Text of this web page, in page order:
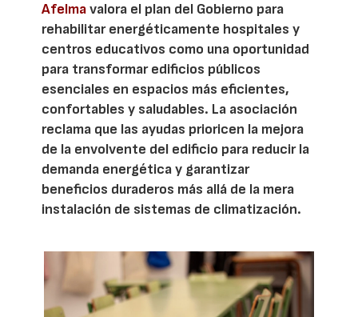
Afelmavalora el plan del Gobierno para
rehabilitar energéticamente hospitales y
centros educativos como una oportunidad
para transformar edificios públicos
esenciales en espacios más eficientes,
confortables y saludables. La asociación
reclama que las ayudas prioricen la mejora
de la envolvente del edificio para reducir la
demanda energética y garantizar
beneficios duraderos más allá de la mera
instalación de sistemas de climatización.